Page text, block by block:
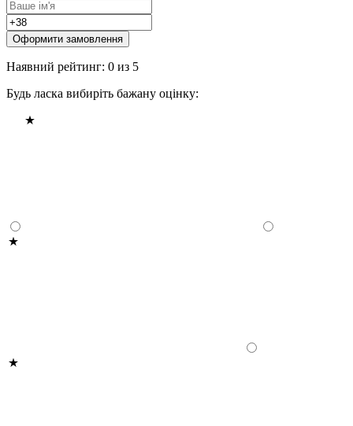
Оформити замовлення
Наявний рейтинг: 0 из 5
Будь ласка вибиріть бажану оцінку: